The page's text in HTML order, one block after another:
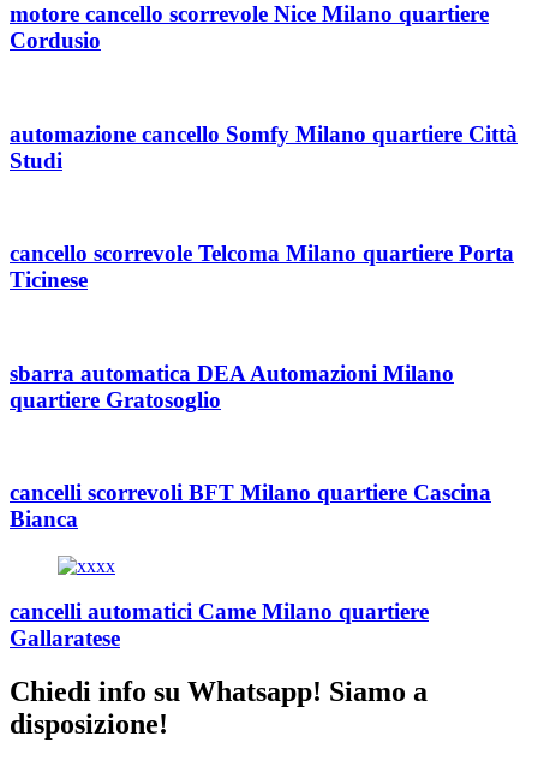
motore cancello scorrevole Nice Milano quartiere
Cordusio
automazione cancello Somfy Milano quartiere Città
Studi
cancello scorrevole Telcoma Milano quartiere Porta
Ticinese
sbarra automatica DEA Automazioni Milano
quartiere Gratosoglio
cancelli scorrevoli BFT Milano quartiere Cascina
Bianca
cancelli automatici Came Milano quartiere
Gallaratese
Chiedi info su Whatsapp! Siamo a
disposizione!